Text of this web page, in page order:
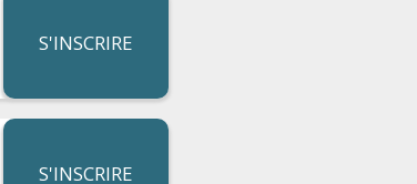
S'INSCRIRE
S'INSCRIRE